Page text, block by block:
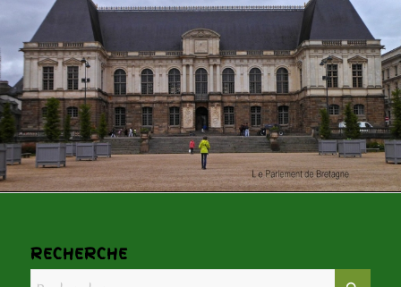
RECHERCHE